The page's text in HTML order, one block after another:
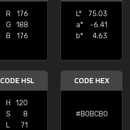
R
176
G
188
B
176
L*
75.03
a*
-6.41
b*
4.63
CODE HSL
H
120
S
8
L
71
CODE HEX
#B0BCB0